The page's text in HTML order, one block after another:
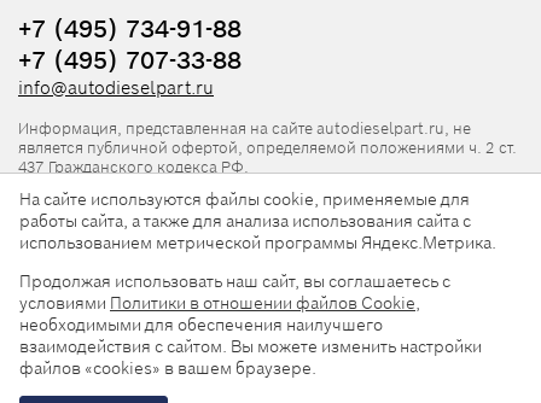
+7 (495) 734-91-88
+7 (495) 707-33-88
info@autodieselpart.ru
Информация, представленная на сайте autodieselpart.ru, не
является публичной офертой, определяемой положениями ч. 2 ст.
437 Гражданского кодекса РФ.
Нормативная документация
ADP в социальных сетях
© 2026, ООО «АвтоДизельПарт». Все права защищены.
На сайте используются файлы cookie, применяемые для
работы сайта, а также для анализа использования сайта с
использованием метрической программы Яндекс.Метрика.
Продолжая использовать наш сайт, вы соглашаетесь с
условиями Политики в отношении файлов Cookie,
необходимыми для обеспечения наилучшего
взаимодействия с сайтом. Вы можете изменить настройки
файлов «cookies» в вашем браузере.